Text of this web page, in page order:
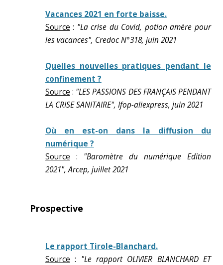
Vacances 2021 en forte baisse.
Source : "La crise du Covid, potion amère pour
les vacances", Credoc N°318, juin 2021
Quelles nouvelles pratiques pendant le
confinement ?
Source : "LES PASSIONS DES FRANÇAIS PENDANT
LA CRISE SANITAIRE", Ifop-aliexpress, juin 2021
Où en est-on dans la diffusion du
numérique ?
Source : "Baromètre du numérique Edition
2021", Arcep, juillet 2021
Prospective
Le rapport Tirole-Blanchard.
Source : "Le rapport OLIVIER BLANCHARD ET